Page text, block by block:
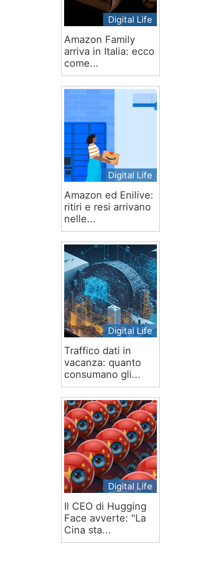
Digital Life
Amazon Family
arriva in Italia: ecco
come...
Digital Life
Amazon ed Enilive:
ritiri e resi arrivano
nelle...
Digital Life
Traffico dati in
vacanza: quanto
consumano gli...
Digital Life
Il CEO di Hugging
Face avverte: "La
Cina sta...